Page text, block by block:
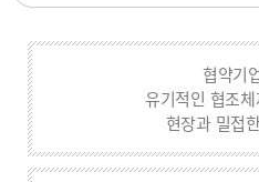
협약기
유기적인 협조
현장과 밀접